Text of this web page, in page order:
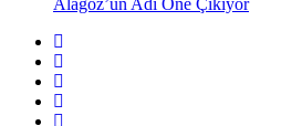
Alagöz’ün Adı Öne Çıkıyor